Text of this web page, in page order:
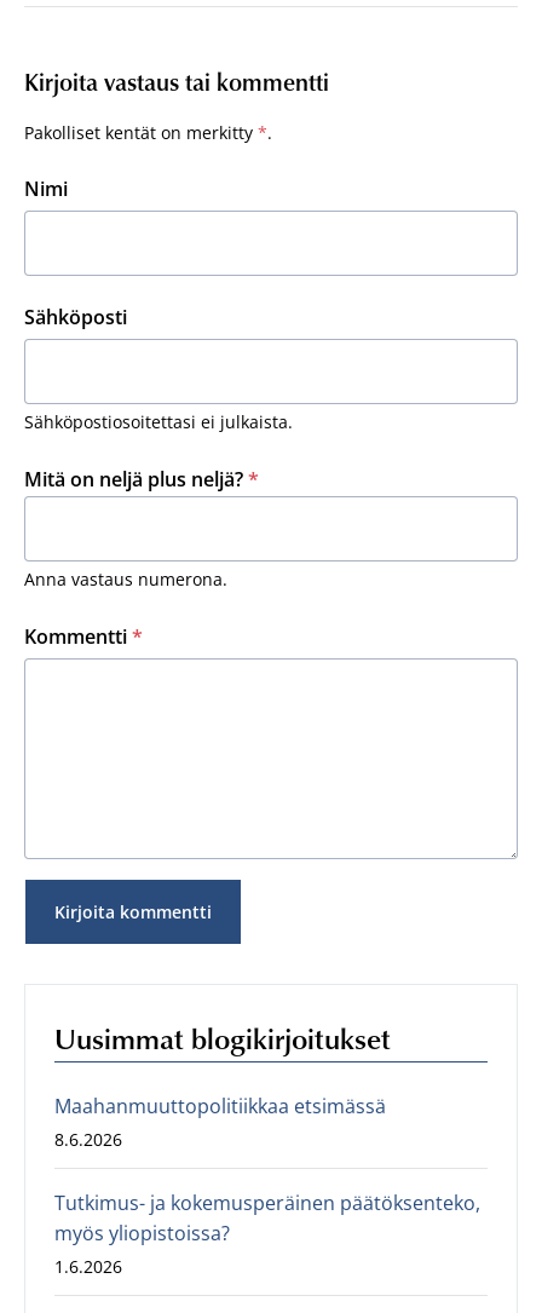
Kirjoita vastaus tai kommentti
Pakolliset kentät on merkitty *.
Nimi
Sähköposti
Sähköpostiosoitettasi ei julkaista.
Mitä on neljä plus neljä?*
Anna vastaus numerona.
Kommentti*
Uusimmat blogikirjoitukset
Maahanmuuttopolitiikkaa etsimässä
8.6.2026
Tutkimus- ja kokemusperäinen päätöksenteko,
myös yliopistoissa?
1.6.2026